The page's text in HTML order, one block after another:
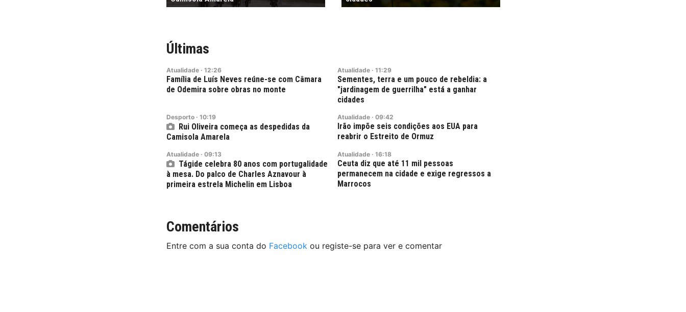
Últimas
Atualidade · 12:26
Família de Luís Neves reúne-se com Câmara
de Odemira sobre obras no monte
Atualidade · 11:29
Sementes, terra e um pouco de rebeldia: a
"jardinagem de guerrilha" está a ganhar
cidades
Desporto · 10:19
Rui Oliveira começa as despedidas da
Camisola Amarela
Atualidade · 09:42
Irão impõe seis condições aos EUA para
reabrir o Estreito de Ormuz
Atualidade · 09:13
Tágide celebra 80 anos com portugalidade
à mesa. Do palco de Charles Aznavour à
primeira estrela Michelin em Lisboa
Atualidade · 16:18
Ceuta diz que até 11 mil pessoas
permanecem na cidade e exige regressos a
Marrocos
Comentários
Entre com a sua conta do Facebook ou registe-se para ver e comentar